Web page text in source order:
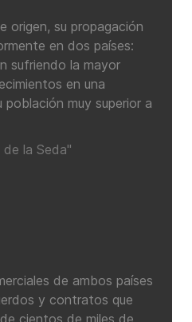
origen, su propagación
en dos países:
sufriendo la mayor
en una
muy superior a
de ambos países
y contratos que
cientos de miles de